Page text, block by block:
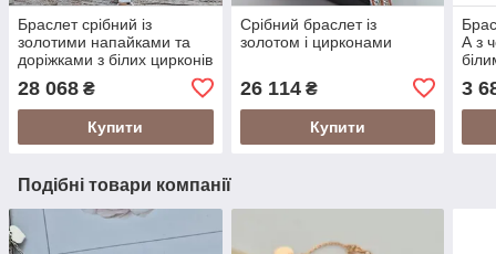
Браслет срібний із
золотими напайками та
доріжками з білих цирконів
28 068 ₴
Купити
Срібний браслет із
золотом і цирконами
26 114₴
Купити
А з
3
Подібні товари компанії